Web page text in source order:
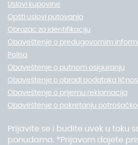
Uslovi kupovine
Opšti uslovi putovanja
Obrazac za identifikaciju
Obaveštenje o predugovornim
Polisa
Obaveštenje o putnom osiguranju
Obaveštenje o obradi podataka
Obaveštenje o prijemu reklamacija
Obaveštenje o pokretanju
Prijavite se i budite uvek u toku
ponudama. *Prijavom dajete